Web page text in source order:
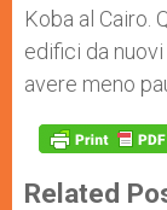
Koba al Cairo.
edifici da
avere meno
Related